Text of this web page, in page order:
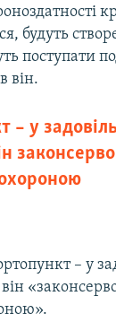
будуть
поступати
він.
– у
– у